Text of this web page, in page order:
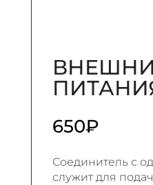
650₽
Соединитель с
служит для